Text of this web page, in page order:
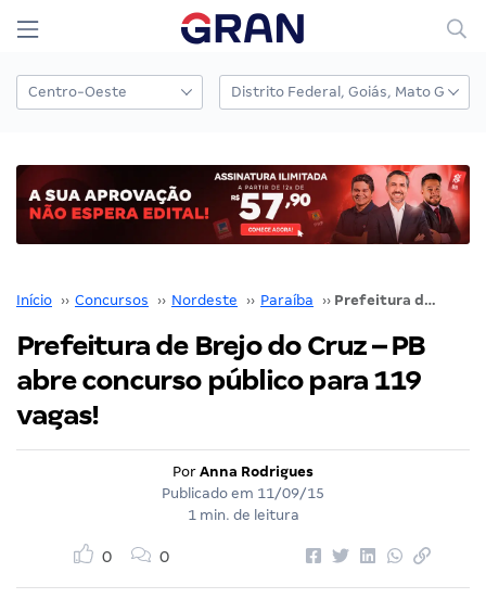
Início ›› Concursos ›› Nordeste ›› Paraíba ›› Prefeitura de Brejo do Cruz – PB abre concurso público para 119 vagas!
Prefeitura de Brejo do Cruz – PB
abre concurso público para 119
vagas!
Por Anna Rodrigues
Publicado em 11/09/15
1 min. de leitura
0 0